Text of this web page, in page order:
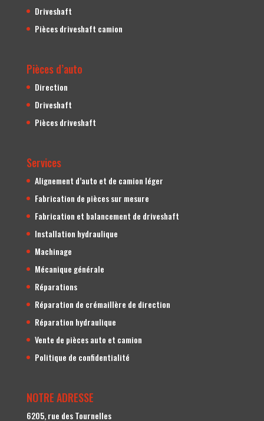
Driveshaft
Pièces driveshaft camion
Pièces d’auto
Direction
Driveshaft
Pièces driveshaft
Services
Alignement d’auto et de camion léger
Fabrication de pièces sur mesure
Fabrication et balancement de driveshaft
Installation hydraulique
Machinage
Mécanique générale
Réparations
Réparation de crémaillère de direction
Réparation hydraulique
Vente de pièces auto et camion
Politique de confidentialité
NOTRE ADRESSE
6205, rue des Tournelles